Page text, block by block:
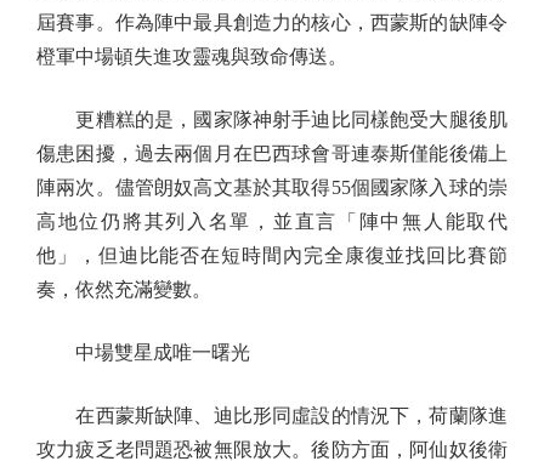
屆賽事。作為陣中最具創造力的核心，西蒙斯的缺陣令
橙軍中場頓失進攻靈魂與致命傳送。
更糟糕的是，國家隊神射手迪比同樣飽受大腿後肌
傷患困擾，過去兩個月在巴西球會哥連泰斯僅能後備上
陣兩次。儘管朗奴高文基於其取得55個國家隊入球的崇
高地位仍將其列入名單，並直言「陣中無人能取代
他」，但迪比能否在短時間內完全康復並找回比賽節
奏，依然充滿變數。
中場雙星成唯一曙光
在西蒙斯缺陣、迪比形同虛設的情況下，荷蘭隊進
攻力疲乏老問題恐被無限放大。後防方面，阿仙奴後衛